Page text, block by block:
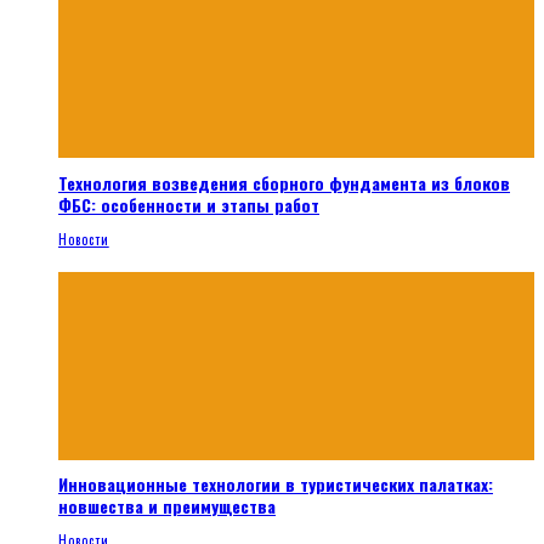
Технология возведения сборного фундамента из блоков
ФБС: особенности и этапы работ
Новости
Инновационные технологии в туристических палатках:
новшества и преимущества